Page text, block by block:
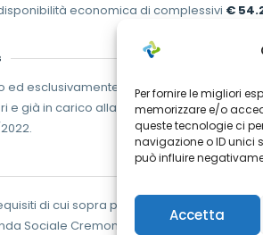
Per fornire le migliori
memorizzare e/o
queste tecnologie ci
navigazione o ID unici
può influire
Accetta
economica di complessivi €
esclusivamente le persone di qualsiasi
già in carico alla Misura B2 (DGR n. XI/
di cui sopra possono scaricare
Sociale Cremonese.